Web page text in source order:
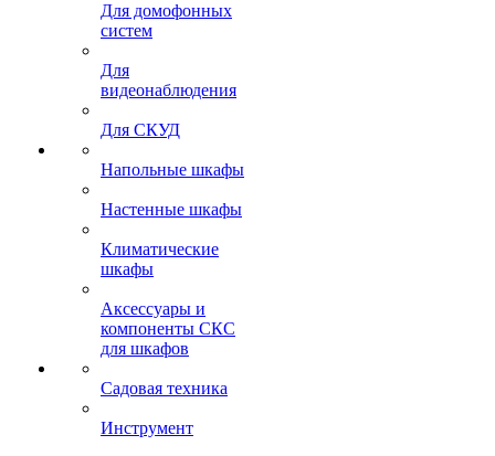
Для домофонных
систем
Для
видеонаблюдения
Для СКУД
Напольные шкафы
Настенные шкафы
Климатические
шкафы
Аксессуары и
компоненты СКС
для шкафов
Садовая техника
Инструмент